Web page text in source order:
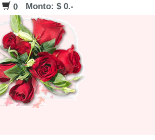
0 Monto: $ 0.-